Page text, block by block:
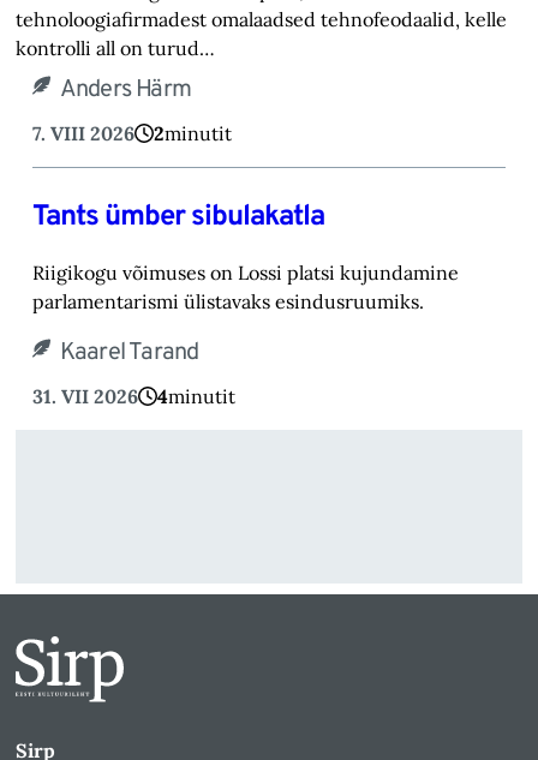
tehnoloogiafirmadest omalaadsed tehnofeodaalid, kelle
kontrolli all on turud…
Anders Härm
7. VIII 2026 2minutit
Tants ümber sibulakatla
Riigikogu võimuses on Lossi platsi kujundamine
parlamentarismi ülistavaks esindusruumiks.
Kaarel Tarand
31. VII 2026 4minutit
Sirp